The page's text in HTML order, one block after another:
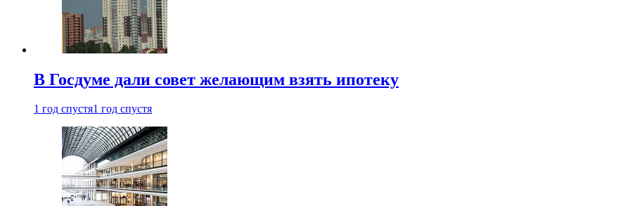
В Госдуме дали совет желающим взять ипотеку
1 год спустя1 год спустя